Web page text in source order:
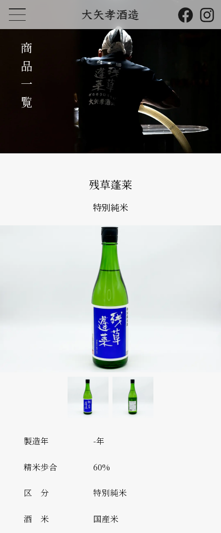
商品一覧
残草蓬莱
特別純米
製造年 -年
精米歩合 60%
区 分 特別純米
酒 米 国産米